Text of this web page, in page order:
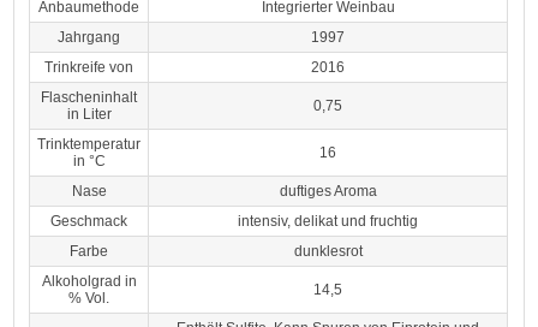
Anbaumethode
Integrierter Weinbau
Jahrgang
1997
Trinkreife von
2016
Flascheninhalt
in Liter
0,75
Trinktemperatur
in °C
16
Nase
duftiges Aroma
Geschmack
intensiv, delikat und fruchtig
Farbe
dunklesrot
Alkoholgrad in
% Vol.
14,5